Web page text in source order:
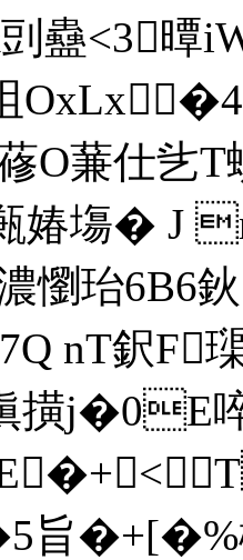
蠱<3曋
珇
2蓚O蒹仕
媋塲� J
懰珆6B6
nT鈬F
塡撗
旨�+[�%